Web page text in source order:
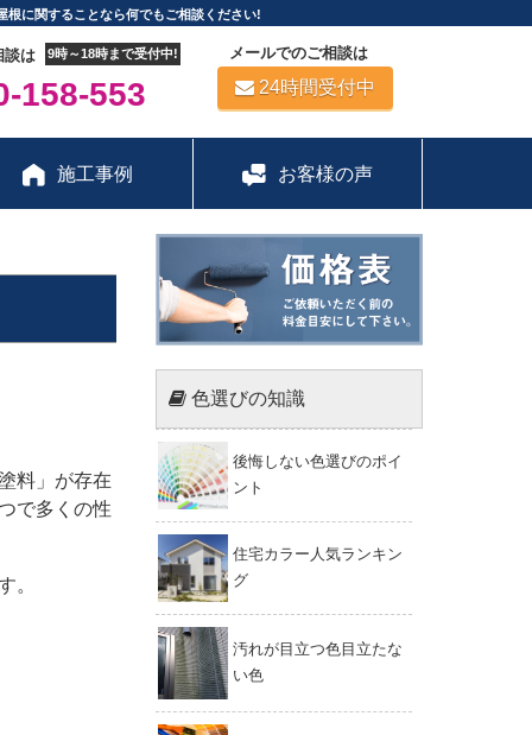
根に関することなら何でもご相談ください!
談は 9時～18時まで受付中!
158-553
メールでのご相談は
24時間受付中
施工事例 お客様の声
料」が存在
で多くの性
。
色選びの知識
後悔しない色選びのポイ
ント
住宅カラー人気ランキン
グ
汚れが目立つ色目立たな
い色